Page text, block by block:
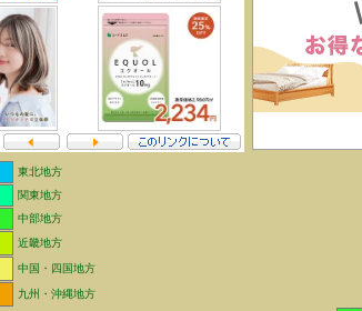
東北地方
関東地方
中部地方
近畿地方
中国・四国地方
九州・沖縄地方